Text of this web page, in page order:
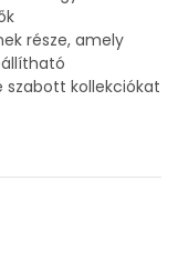
része, amely
szabott kollekciókat